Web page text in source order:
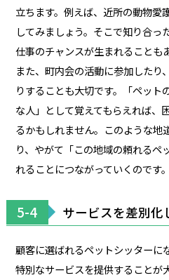
立ちます。例えば、近所の動物愛
してみましょう。そこで知り合っ
仕事のチャンスが生まれることも
また、町内会の活動に参加したり
りすることも大切です。「ペット
な人」として覚えてもらえれば、
るかもしれません。このような地
り、やがて「この地域の頼れるペ
れることにつながっていくのです。
5-4 サービスを差別化
顧客に選ばれるペットシッターに
特別なサービスを提供することが